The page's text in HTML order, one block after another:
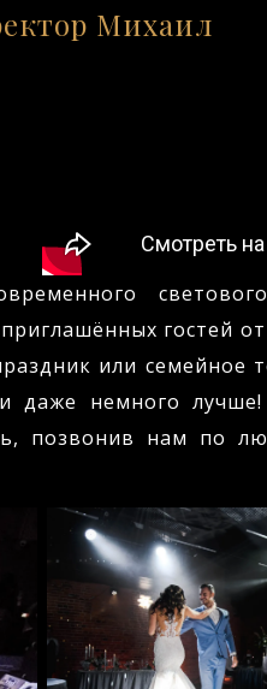
Михаил
гостей
или семейное
даже немного
позвонив нам по